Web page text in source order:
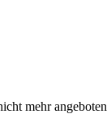
mehr angeboten